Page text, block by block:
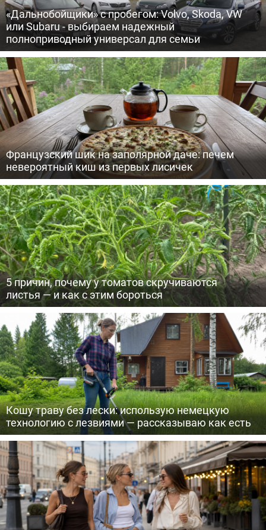
«Дальнобойщики» с пробегом: Volvo, Skoda, VW
или Subaru - выбираем надежный
полноприводный универсал для семьи
Французский шик на заполярной даче: печем
невероятный киш из первых лисичек
5 причин, почему у томатов скручиваются
листья — и как с этим бороться
Кошу траву без лески: использую немецкую
технологию с лезвиями — рассказываю как есть